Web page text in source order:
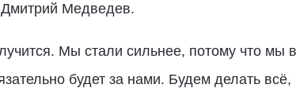
Медведев.
Мы стали сильнее, потому что
будет за нами. Будем делать